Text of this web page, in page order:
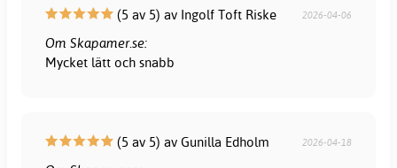
(5 av 5) av Ingolf Toft Riske 2026-04-06
Om Skapamer.se:
Mycket lätt och snabb
(5 av 5) av Gunilla Edholm 2026-04-18